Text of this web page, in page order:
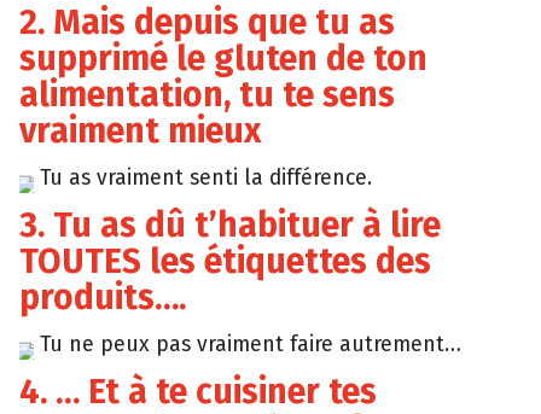
2. Mais depuis que tu as
supprimé le gluten de ton
alimentation, tu te sens
vraiment mieux
Tumblr
Tu as vraiment senti la différence.
3. Tu as dû t’habituer à lire
TOUTES les étiquettes des
produits….
Giphy
Tu ne peux pas vraiment faire autrement…
4. … Et à te cuisiner tes